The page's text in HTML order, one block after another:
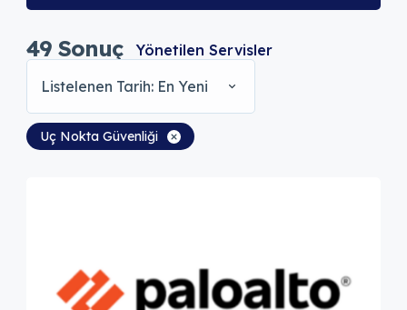
49 Sonuç
Yönetilen Servisler
Listelenen Tarih: En Yeni
Uç Nokta Güvenliği